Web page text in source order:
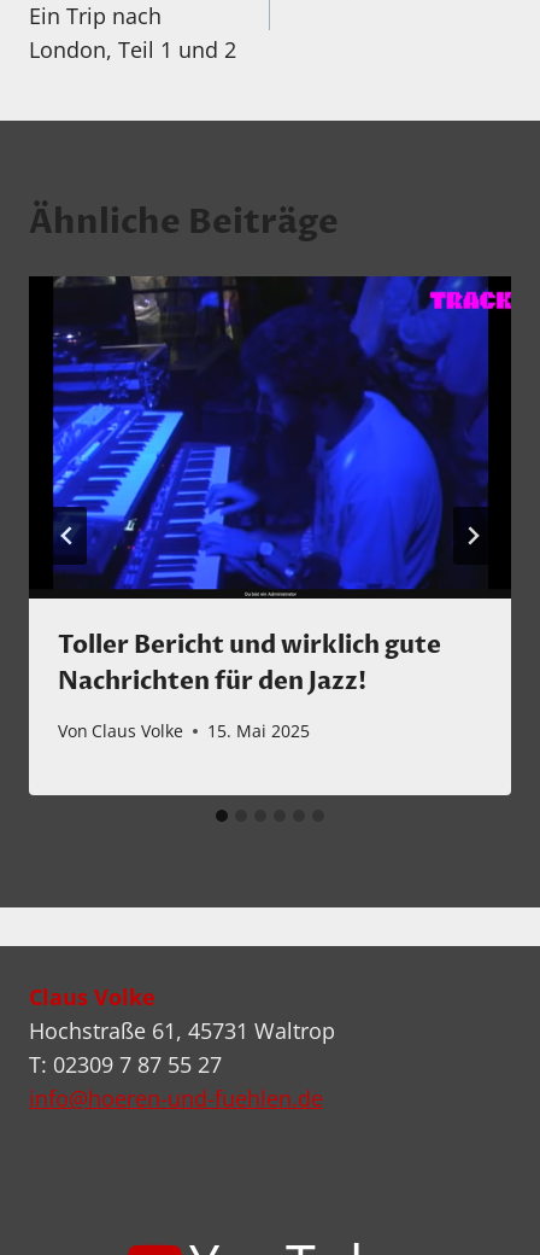
Ein Trip nach
London, Teil 1 und 2
Ähnliche Beiträge
Toller Bericht und wirklich gute
Nachrichten für den Jazz!
Von Claus Volke 15. Mai 2025
Claus Volke
Hochstraße 61, 45731 Waltrop
T: 02309 7 87 55 27
info@hoeren-und-fuehlen.de